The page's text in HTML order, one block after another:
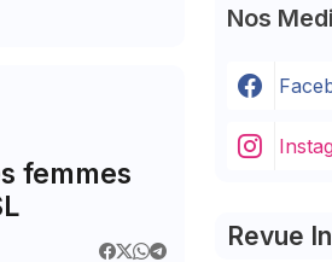
femmes
Nos
Revue